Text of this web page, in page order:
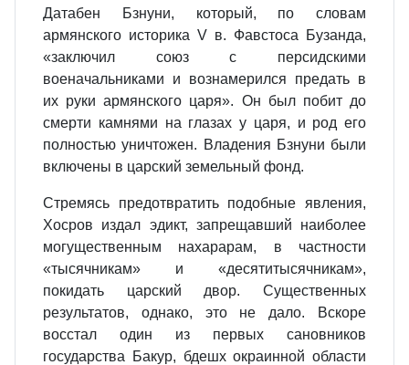
Датабен Бзнуни, который, по словам
армянского историка V в. Фавстоса Бузанда,
«заключил союз с персидскими
военачальниками и вознамерился предать в
их руки армянского царя». Он был побит до
смерти камнями на глазах у царя, и род его
полностью уничтожен. Владения Бзнуни были
включены в царский земельный фонд.
Стремясь предотвратить подобные явления,
Хосров издал эдикт, запрещавший наиболее
могущественным нахарарам, в частности
«тысячникам» и «десятитысячникам»,
покидать царский двор. Существенных
результатов, однако, это не дало. Вскоре
восстал один из первых сановников
государства Бакур, бдешх окраинной области